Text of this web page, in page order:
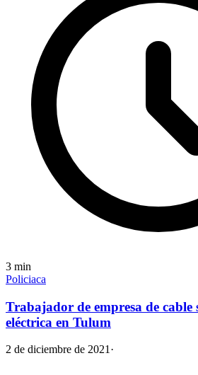
3 min
Policiaca
Trabajador de empresa de cable
eléctrica en Tulum
2 de diciembre de 2021·